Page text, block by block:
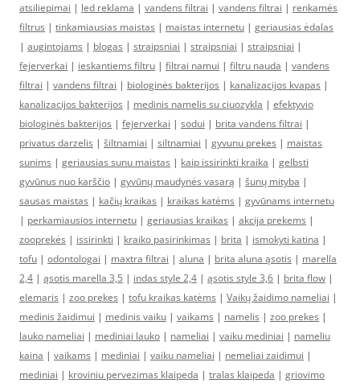
atsiliepimai | led reklama | vandens filtrai | vandens filtrai | renkamės
filtrus | tinkamiausias maistas | maistas internetu | geriausias ėdalas
| augintojams | blogas | straipsniai | straipsniai | straipsniai |
fejerverkai | ieskantiems filtru | filtrai namui | filtru nauda | vandens
filtrai | vandens filtrai | biologinės bakterijos | kanalizacijos kvapas |
kanalizacijos bakterijos | medinis namelis su ciuozykla | efektyvio
biologinės bakterijos | fejerverkai | sodui | brita vandens filtrai |
privatus darzelis | šiltnamiai | siltnamiai | gyvunu prekes | maistas
sunims | geriausias sunu maistas | kaip issirinkti kraika | gelbsti
gyvūnus nuo karščio | gyvūnų maudynės vasarą | šunų mityba |
sausas maistas | kačių kraikas | kraikas katėms | gyvūnams internetu
| perkamiausios internetu | geriausias kraikas | akcija prekems |
zooprekės | issirinkti | kraiko pasirinkimas | brita | ismokyti katina |
tofu | odontologai | maxtra filtrai | aluna | brita aluna ąsotis | marella
2,4 | ąsotis marella 3,5 | indas style 2,4 | ąsotis style 3,6 | brita flow |
elemaris | zoo prekes | tofu kraikas katėms | Vaikų žaidimo nameliai |
medinis žaidimui | medinis vaiku | vaikams | namelis | zoo prekes |
lauko nameliai | mediniai lauko | nameliai | vaiku mediniai | nameliu
kaina | vaikams | mediniai | vaiku nameliai | nemeliai zaidimui |
mediniai | kroviniu pervezimas klaipeda | tralas klaipeda | griovimo